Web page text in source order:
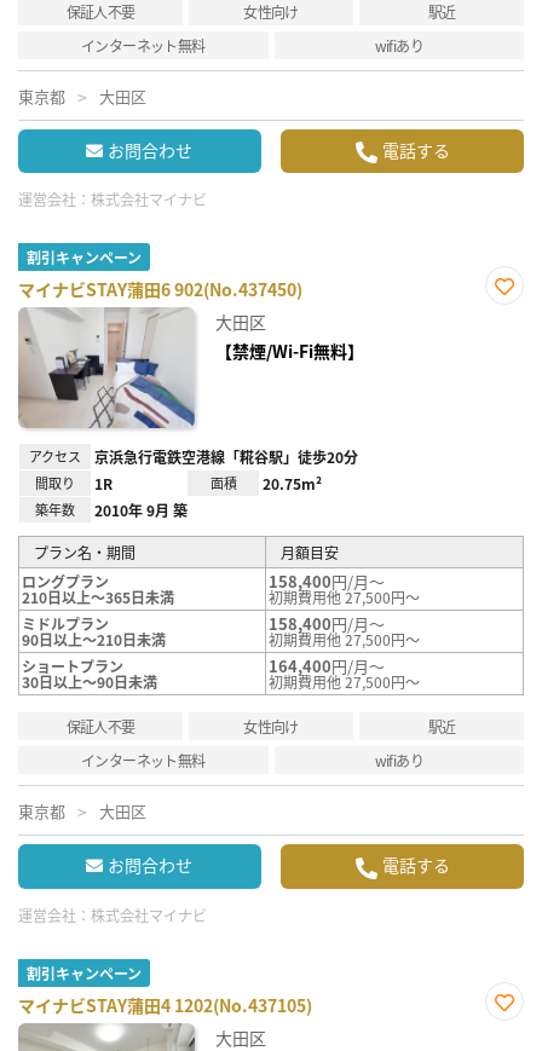
保証人不要 女性向け
駅近
インターネット無料
wifiあり
東京都 大田区
お問合わせ 電話する
運営会社： 株式会社マイナビ
割引キャンペーン
マイナビSTAY蒲田6 902(No.437450)
大田区
【禁煙/Wi-Fi無料】
アクセス 京浜急行電鉄空港線「糀谷駅」徒歩20分
間取り 1R 面積 20.75m²
築年数 2010年 9月 築
プラン名・期間
月額目安
ロングプラン
210日以上～365日未満
158,400円/月～
初期費用他 27,500円～
ミドルプラン
90日以上～210日未満
158,400円/月～
初期費用他 27,500円～
ショートプラン
30日以上～90日未満
164,400円/月～
初期費用他 27,500円～
保証人不要 女性向け
駅近
インターネット無料
wifiあり
東京都 大田区
お問合わせ 電話する
運営会社： 株式会社マイナビ
割引キャンペーン
マイナビSTAY蒲田4 1202(No.437105)
大田区